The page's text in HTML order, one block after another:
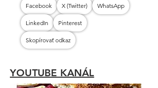
Facebook X (Twitter) WhatsApp
LinkedIn Pinterest
Skopírovať odkaz
YOUTUBE KANÁL